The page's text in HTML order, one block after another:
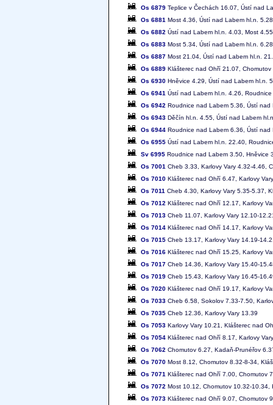
Os 6879 Teplice v Čechách 16.07, Ústí nad
Os 6881 Most 4.36, Ústí nad Labem hl.n. 5.28
Os 6882 Ústí nad Labem hl.n. 4.03, Most 4.55
Os 6883 Most 5.34, Ústí nad Labem hl.n. 6.28
Os 6887 Most 21.04, Ústí nad Labem hl.n.
Os 6889 Klášterec nad Ohří 21.07,
Os 6930 Hněvice 4.29, Ústí nad Labem hl.n.
Os 6941 Ústí nad Labem hl.n. 4.26,
Os 6942 Roudnice nad Labem 5.36, Ústí nad
Os 6943 Děčín hl.n. 4.55, Ústí nad Labem
Os 6944 Roudnice nad Labem 6.36, Ústí nad
Os 6955 Ústí nad Labem hl.n. 22.40,
Sv 6995 Roudnice nad Labem 3.50, Hněvice
Os 7001 Cheb 3.33, Karlovy Vary 4.32-4.46,
Os 7010 Klášterec nad Ohří 6.47, Karlovy
Os 7011 Cheb 4.30, Karlovy Vary 5.35-5.37,
Os 7012 Klášterec nad Ohří 12.17, Karlovy
Os 7013 Cheb 11.07, Karlovy Vary 12.10-
Os 7014 Klášterec nad Ohří 14.17, Karlovy
Os 7015 Cheb 13.17, Karlovy Vary 14.19-
Os 7016 Klášterec nad Ohří 15.25, Karlovy
Os 7017 Cheb 14.36, Karlovy Vary 15.40-
Os 7019 Cheb 15.43, Karlovy Vary 16.45-
Os 7020 Klášterec nad Ohří 19.17, Karlovy
Os 7033 Cheb 6.58, Sokolov 7.33-7.50,
Os 7035 Cheb 12.36, Karlovy Vary 13.39
Os 7053 Karlovy Vary 10.21, Klášterec nad
Os 7054 Klášterec nad Ohří 8.17, Karlovy
Os 7062 Chomutov 6.27, Kadaň-Prunéřov
Os 7070 Most 8.12, Chomutov 8.32-8-34,
Os 7071 Klášterec nad Ohří 7.00, Chomutov
Os 7072 Most 10.12, Chomutov 10.32-10.34,
Os 7073 Klášterec nad Ohří 9.07, Chomutov